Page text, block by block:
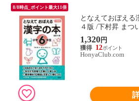
8/8時点_ポイント最大11倍
となえておぼえる
４版 /下村昇 まつ
1,320円
12
HonyaClub.com